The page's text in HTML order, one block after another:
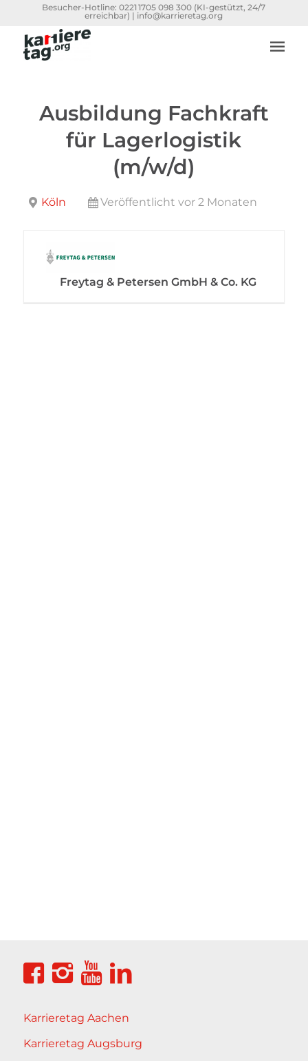
Besucher-Hotline:0221 1705 098 300 (KI-gestützt, 24/7
erreichbar) | info@karrieretag.org
Ausbildung Fachkraft
für Lagerlogistik
(m/w/d)
Köln Veröffentlicht vor 2 Monaten
Freytag & Petersen GmbH & Co. KG
Karrieretag Aachen
Karrieretag Augsburg